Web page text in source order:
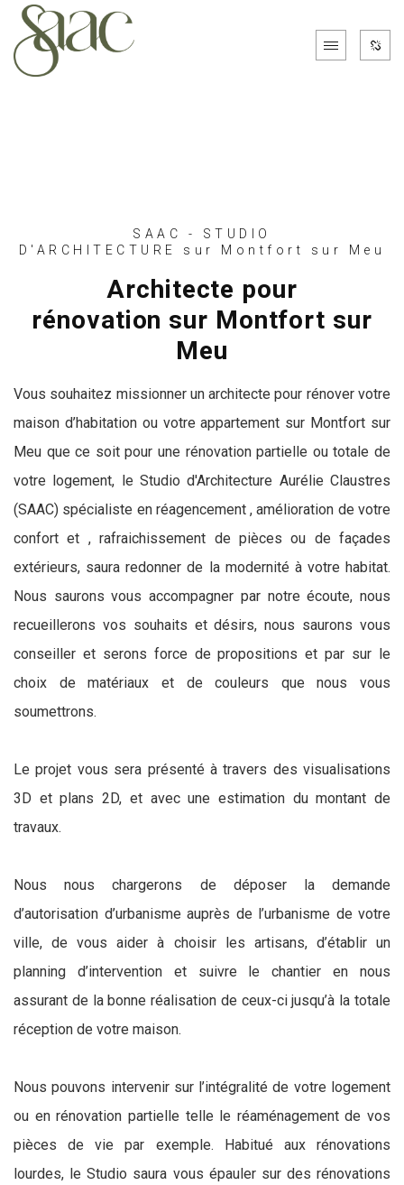
SAAC - STUDIO
D'ARCHITECTURE sur Montfort sur Meu
Architecte pour
rénovation sur Montfort sur
Meu
Vous souhaitez missionner un architecte pour rénover votre
maison d’habitation ou votre appartement sur Montfort sur
Meu que ce soit pour une rénovation partielle ou totale de
votre logement, le Studio d'Architecture Aurélie Claustres
(SAAC) spécialiste en réagencement , amélioration de votre
confort et , rafraichissement de pièces ou de façades
extérieurs, saura redonner de la modernité à votre habitat.
Nous saurons vous accompagner par notre écoute, nous
recueillerons vos souhaits et désirs, nous saurons vous
conseiller et serons force de propositions et par sur le
choix de matériaux et de couleurs que nous vous
soumettrons.
Le projet vous sera présenté à travers des visualisations
3D et plans 2D, et avec une estimation du montant de
travaux.
Nous nous chargerons de déposer la demande
d’autorisation d’urbanisme auprès de l’urbanisme de votre
ville, de vous aider à choisir les artisans, d’établir un
planning d’intervention et suivre le chantier en nous
assurant de la bonne réalisation de ceux-ci jusqu’à la totale
réception de votre maison.
Nous pouvons intervenir sur l’intégralité de votre logement
ou en rénovation partielle telle le réaménagement de vos
pièces de vie par exemple. Habitué aux rénovations
lourdes, le Studio saura vous épauler sur des rénovations